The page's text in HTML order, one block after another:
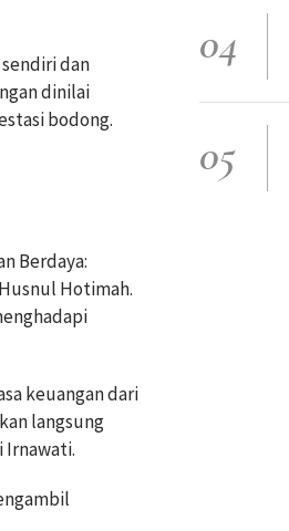
dan
dinilai
bodong.
Berdaya:
Hotimah.
keuangan dari
langsung
Irnawati.
04
05